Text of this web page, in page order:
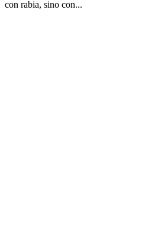
con rabia, sino con...